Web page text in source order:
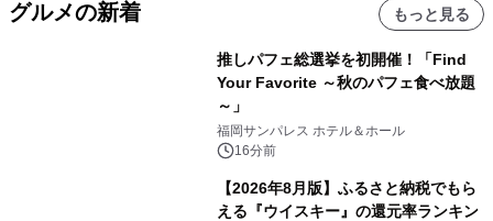
グルメの新着 もっと見る
推しパフェ総選挙を初開催！「Find
Your Favorite ～秋のパフェ食べ放題
～」
福岡サンパレス ホテル＆ホール
16分前
【2026年8月版】ふるさと納税でもら
える『ウイスキー』の還元率ランキン